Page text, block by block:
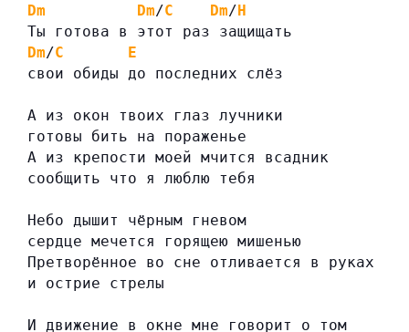
Dm
Dm/C Dm/H
Ты готова в этот раз защищать
Dm/C
E
свои обиды до последних слёз
А из окон твоих глаз лучники
готовы бить на пораженье
А из крепости моей мчится всадник
сообщить что я люблю тебя
Небо дышит чёрным гневом
сердце мечется горящею мишенью
Претворённое во сне отливается в руках
и острие стрелы
И движение в окне мне говорит о том